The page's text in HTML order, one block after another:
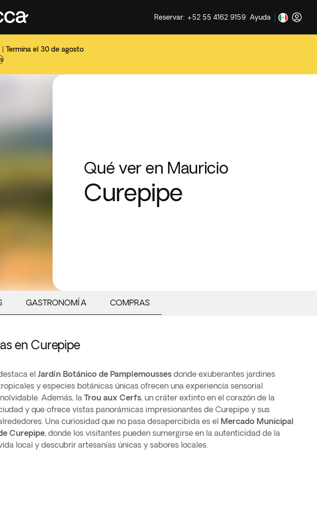
Termina el 30 de agosto
Reservar: +52 55 4162 9159 Ayuda
Qué ver en Mauricio
Curepipe
GASTRONOMÍA COMPRAS
en Curepipe
el Jardín Botánico de Pamplemousses donde exuberantes jardines
y especies botánicas únicas ofrecen una experiencia sensorial
Además, la Trou aux Cerfs, un cráter extinto en el corazón de la
y que ofrece vistas panorámicas impresionantes de Curepipe y sus
Una curiosidad que no pasa desapercibida es el Mercado Municipal
Curepipe, donde los visitantes pueden sumergirse en la autenticidad de la
local y descubrir artesanías únicas y sabores locales.